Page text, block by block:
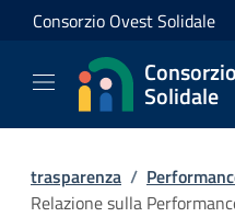
Consorzio Ovest Solidale
Solidale
trasparenza /
Relazione sulla